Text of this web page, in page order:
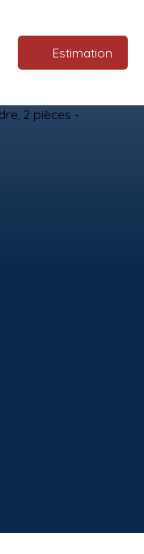
Estimation